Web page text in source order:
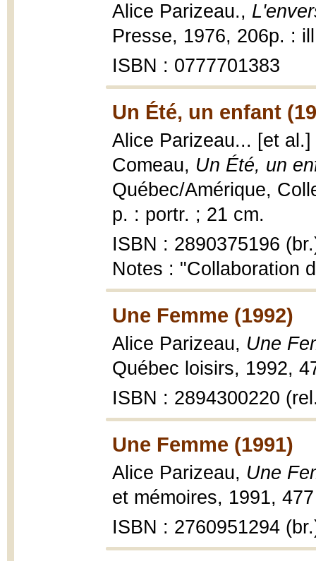
Alice Parizeau.,
Presse, 1976, 206p. :
ISBN : 0777701383
Un Été, un enfant
Alice Parizeau... [et
Comeau, Un Été, un
Québec/Amérique,
p. : portr. ; 21 cm.
ISBN : 2890375196
Notes : "Collaboration
Une Femme (1992)
Alice Parizeau, Une
Québec loisirs, 1992,
ISBN : 2894300220
Une Femme (1991)
Alice Parizeau, Une
et mémoires, 1991,
ISBN : 2760951294